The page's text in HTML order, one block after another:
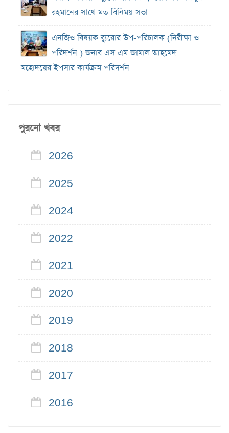
রহমানের সাথে মত-বিনিময় সভা
এনজিও বিষয়ক ব‍্যুরোর উপ-পরিচালক (নিরীক্ষা ও
পরিদর্শন ) জনাব এস এম জামাল আহমেদ
মহোদয়ের ইপসার কার্যক্রম পরিদর্শন
পুরনো খবর
2026
2025
2024
2022
2021
2020
2019
2018
2017
2016